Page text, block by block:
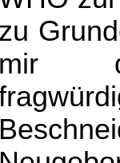
zu
mir